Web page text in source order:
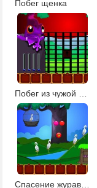
Побег щенка
Побег из чужой страны
Спасение журавля